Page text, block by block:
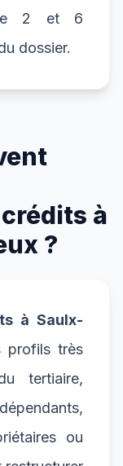
2 et 6
dossier.
à
?
à Saulx-
profils très
tertiaire,
ou